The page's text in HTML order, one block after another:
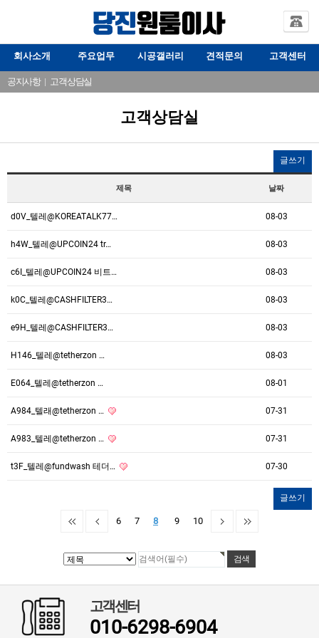
회사소개 주요업무 시공갤러리 견적문의 고객센터
공지사항| 고객상담실
고객상담실
글쓰기
제목 날짜
d0V_텔레@KOREATALK77… 08-03
h4W_텔레@UPCOIN24 tr… 08-03
c6I_텔레@UPCOIN24 비트… 08-03
k0C_텔레@CASHFILTER3… 08-03
e9H_텔레@CASHFILTER3… 08-03
H146_텔레@tetherzon … 08-03
E064_텔레@tetherzon … 08-01
A984_텔래@tetherzon … 07-31
A983_텔레@tetherzon … 07-31
t3F_텔레@fundwash 테더… 07-30
글쓰기
6 7 8 9 10
고객센터
010-6298-6904